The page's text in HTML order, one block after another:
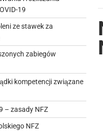
19
ze stawek za
zabiegów
kompetencji związane
– zasady NFZ
NFZ